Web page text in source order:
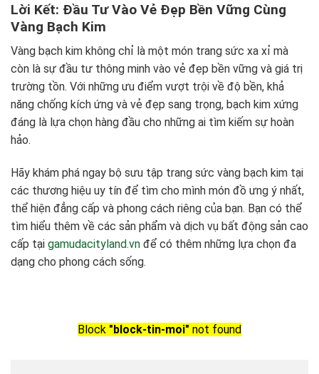
Lời Kết: Đầu Tư Vào Vẻ Đẹp Bền Vững Cùng
Vàng Bạch Kim
Vàng bạch kim không chỉ là một món trang sức xa xỉ mà
còn là sự đầu tư thông minh vào vẻ đẹp bền vững và giá trị
trường tồn. Với những ưu điểm vượt trội về độ bền, khả
năng chống kích ứng và vẻ đẹp sang trọng, bạch kim xứng
đáng là lựa chọn hàng đầu cho những ai tìm kiếm sự hoàn
hảo.
Hãy khám phá ngay bộ sưu tập trang sức vàng bạch kim tại
các thương hiệu uy tín để tìm cho mình món đồ ưng ý nhất,
thể hiện đẳng cấp và phong cách riêng của bạn. Bạn có thể
tìm hiểu thêm về các sản phẩm và dịch vụ bất động sản cao
cấp tại gamudacityland.vn để có thêm những lựa chọn đa
dạng cho phong cách sống.
Block "block-tin-moi" not found